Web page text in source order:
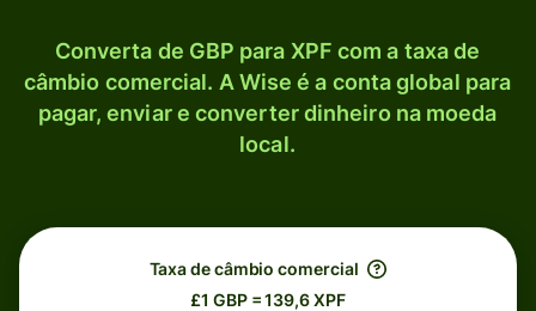
Converta de GBP para XPF com a taxa de
câmbio comercial. A Wise é a conta global para
pagar, enviar e converter dinheiro na moeda
local.
Taxa de câmbio comercial
£1 GBP = 139,6 XPF